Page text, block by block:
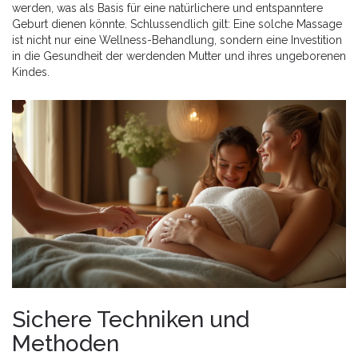
werden, was als Basis für eine natürlichere und entspanntere
Geburt dienen könnte. Schlussendlich gilt: Eine solche Massage
ist nicht nur eine Wellness-Behandlung, sondern eine Investition
in die Gesundheit der werdenden Mutter und ihres ungeborenen
Kindes.
Sichere Techniken und
Methoden